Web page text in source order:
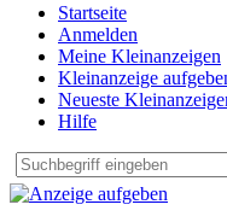
Startseite
Anmelden
Meine Kleinanzeigen
Kleinanzeige
Neueste
Hilfe